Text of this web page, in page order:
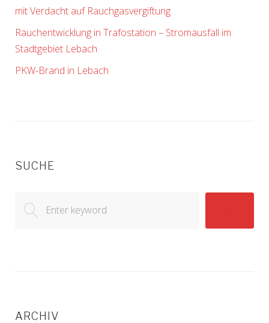
mit Verdacht auf Rauchgasvergiftung
Rauchentwicklung in Trafostation – Stromausfall im
Stadtgebiet Lebach
PKW-Brand in Lebach
SUCHE
for:
ARCHIV